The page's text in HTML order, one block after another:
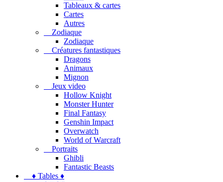
Tableaux & cartes
Cartes
Autres
Zodiaque
Zodiaque
Créatures fantastiques
Dragons
Animaux
Mignon
Jeux video
Hollow Knight
Monster Hunter
Final Fantasy
Genshin Impact
Overwatch
World of Warcraft
Portraits
Ghibli
Fantastic Beasts
♦ Tables ♦